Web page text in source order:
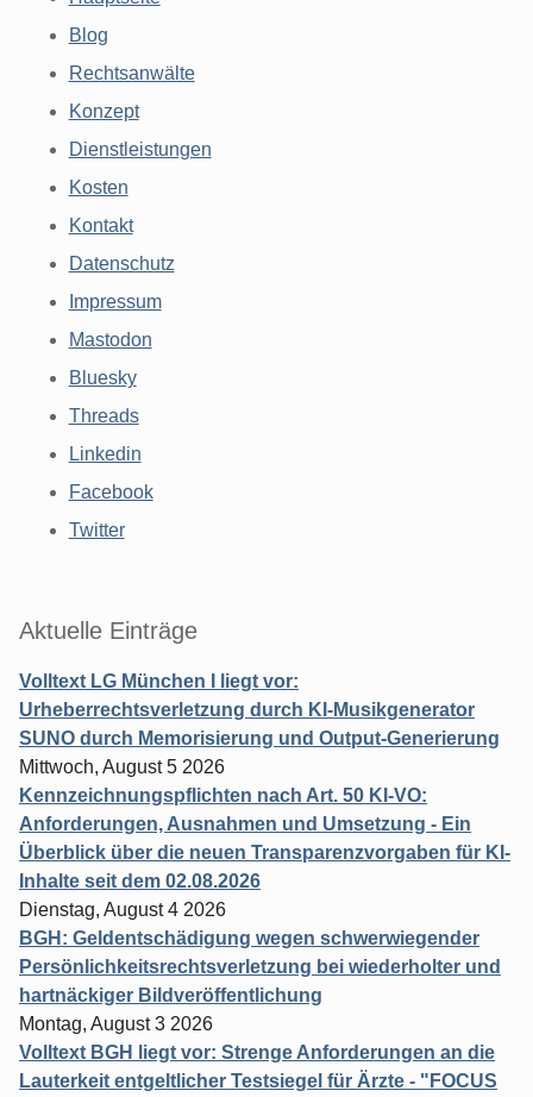
Blog
Rechtsanwälte
Konzept
Dienstleistungen
Kosten
Kontakt
Datenschutz
Impressum
Mastodon
Bluesky
Threads
Linkedin
Facebook
Twitter
Aktuelle Einträge
Volltext LG München I liegt vor:
Urheberrechtsverletzung durch KI-Musikgenerator
SUNO durch Memorisierung und Output-Generierung
Mittwoch, August 5 2026
Kennzeichnungspflichten nach Art. 50 KI-VO:
Anforderungen, Ausnahmen und Umsetzung - Ein
Überblick über die neuen Transparenzvorgaben für KI-
Inhalte seit dem 02.08.2026
Dienstag, August 4 2026
BGH: Geldentschädigung wegen schwerwiegender
Persönlichkeitsrechtsverletzung bei wiederholter und
hartnäckiger Bildveröffentlichung
Montag, August 3 2026
Volltext BGH liegt vor: Strenge Anforderungen an die
Lauterkeit entgeltlicher Testsiegel für Ärzte - "FOCUS